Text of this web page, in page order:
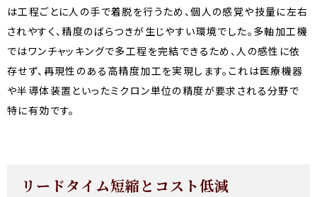
は工程ごとに人の手で着脱を行うため、個人の感覚や技量に左右
されやすく、精度のばらつきが生じやすい環境でした。多軸加工機
ではワンチャッキングで多工程を完結できるため、人の感性に依
存せず、再現性のある高精度加工を実現します。これは医療機器
や半導体装置といったミクロン単位の精度が要求される分野で
特に有効です。
リードタイム短縮とコスト低減